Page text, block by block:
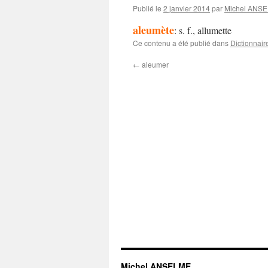
Publié le 2 janvier 2014par Michel
aleumète: s. f., allumette
Ce contenu a été publié dans
← aleumer